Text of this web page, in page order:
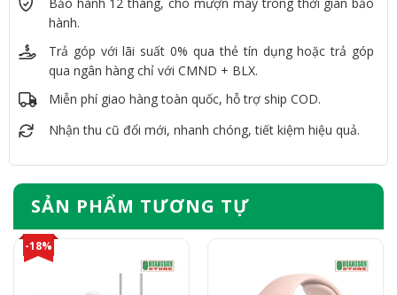
hành.
Trả góp với lãi suất 0% qua thẻ tín dụng hoặc trả góp
qua ngân hàng chỉ với CMND + BLX.
Miễn phí giao hàng toàn quốc, hỗ trợ ship COD.
Nhận thu cũ đổi mới, nhanh chóng, tiết kiệm hiệu quả.
SẢN PHẨM TƯƠNG TỰ
-18%